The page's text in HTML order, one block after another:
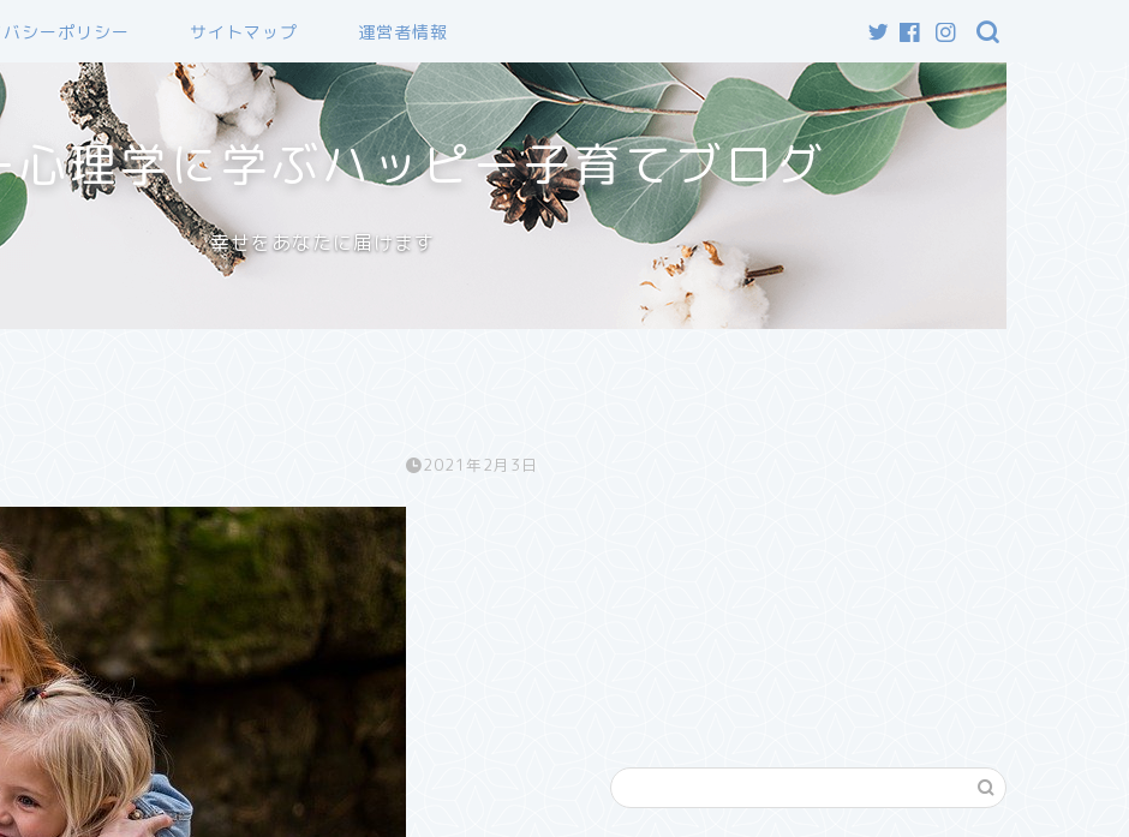
シーポリシー サイトマップ 運営者情報
心理学に学ぶハッピー子育てブログ
幸せをあなたに届けます
2021年2月3日